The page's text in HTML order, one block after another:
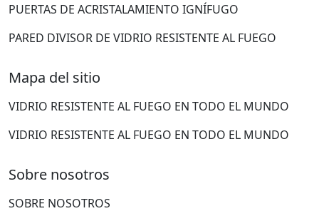
PUERTAS DE ACRISTALAMIENTO IGNÍFUGO
PARED DIVISOR DE VIDRIO RESISTENTE AL FUEGO
Mapa del sitio
VIDRIO RESISTENTE AL FUEGO EN TODO EL MUNDO
VIDRIO RESISTENTE AL FUEGO EN TODO EL MUNDO
Sobre nosotros
SOBRE NOSOTROS